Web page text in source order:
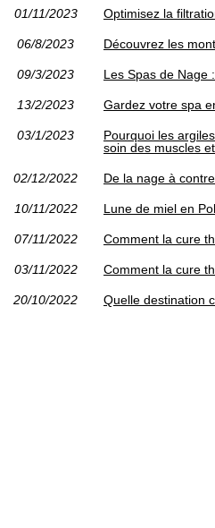
01/11/2023 Optimisez la
06/8/2023 Découvrez les
09/3/2023 Les Spas de Nage
13/2/2023 Gardez votre spa
03/1/2023
Pourquoi les
soin des muscles
02/12/2022 De la nage à
10/11/2022 Lune de miel en
07/11/2022 Comment la cure
03/11/2022 Comment la cure
20/10/2022 Quelle destination